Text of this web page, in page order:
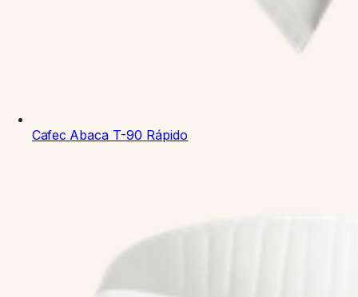
Cafec Abaca T-90 Rápido